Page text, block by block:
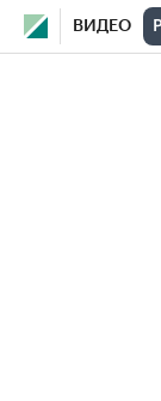
ВИДЕО